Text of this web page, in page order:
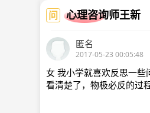
问 心理咨询师王新
匿名
2017-05-23 00:05:48
女 我小学就喜欢反思一
看清楚了，物极必反的过